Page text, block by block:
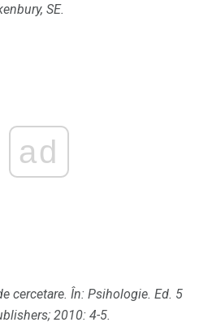
SE.
ad
cercetare. În: Psihologie. Ed. 5
2010: 4-5.